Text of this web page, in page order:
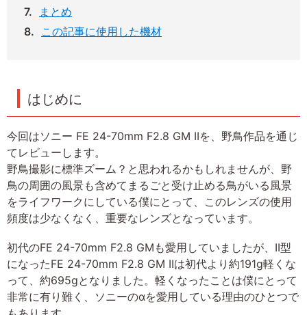
まとめ
この記事に使用した機材
はじめに
今回はソニー FE 24-70mm F2.8 GM IIを、野鳥作品を通じ
てレビューします。
野鳥撮影に標準ズーム？と思われるかもしれませんが、野
鳥の周囲の風景も含めてまるごと受け止める鳥がいる風景
をライフワークにしている僕にとって、このレンズの使用
頻度は少なくなく、重要なレンズとなっています。
初代のFE 24-70mm F2.8 GMも愛用していましたが、II型
になったFE 24-70mm F2.8 GM IIは初代より約191g軽くな
って、約695gとなりました。軽くなったことは僕にとって
非常に有り難く、ソニーのαを愛用している理由のひとつで